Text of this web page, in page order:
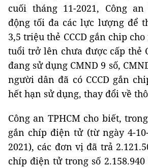
cuối tháng 11-2021, Công
động tối đa các lực lượng để
3,5 triệu thẻ CCCD gắn chip
tuổi trở lên chưa được cấp thẻ
đang sử dụng CMND 9 số,
người dân đã có CCCD gắn
hết hạn sử dụng, thay đổi về
Công an TPHCM cho biết,
gắn chíp điện tử (từ ngày 4-
2021), các đơn vị đã trả
chíp điện tử trong số